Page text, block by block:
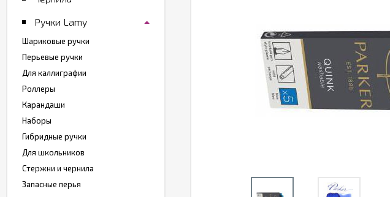
Ручки Lamy
Шариковые ручки
Перьевые ручки
Для каллиграфии
Роллеры
Карандаши
Наборы
Гибридные ручки
Для школьников
Стержни и чернила
Запасные перья